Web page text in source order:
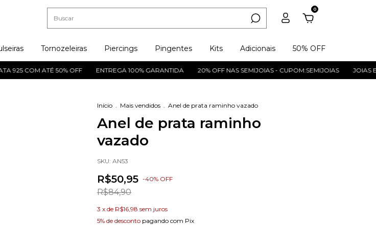
0
Tornozeleiras Piercings Pingentes Kits Adicionais 50% OFF
COM ATÉ 50% OFF ENTREGA 100% GARANTIDA 20% OFF NAS SEMIJOIAS - CUPOM:SEMIJOIAS JOIAS EM
Início . Mais vendidos . Anel de prata raminho vazado
Anel de prata raminho
vazado
SKU: AN53
R$50,95 -40% OFF
R$84,90
3 x de R$16,98 sem juros
5% de desconto pagando com Pix